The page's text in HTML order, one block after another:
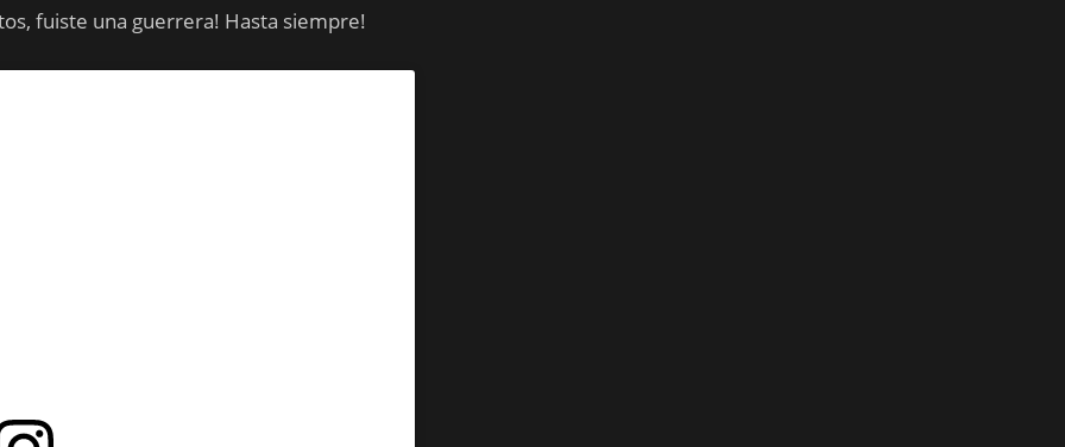
fuiste una guerrera! Hasta siempre!